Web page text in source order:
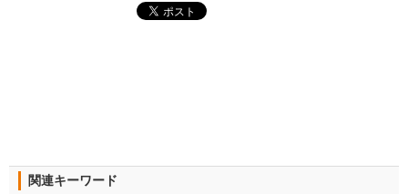
関連キーワード